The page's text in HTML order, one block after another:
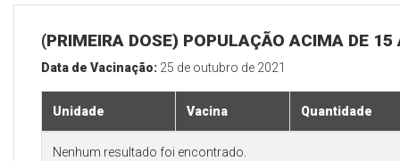
(PRIMEIRA DOSE) POPULAÇÃO ACIMA DE 15
Data de Vacinação: 25 de outubro de 2021
Unidade Vacina Quantidade
Nenhum resultado foi encontrado.